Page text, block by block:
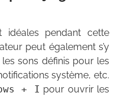
idéales pendant cette
peut également s’y
sons définis pour les
système, etc.
+ I pour ouvrir les